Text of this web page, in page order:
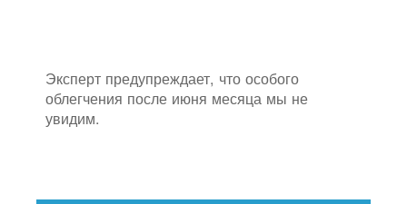
Эксперт предупреждает, что особого
облегчения после июня месяца мы не
увидим.